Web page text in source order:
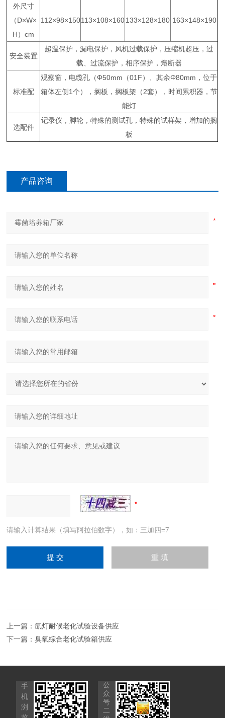
外尺寸
（D×W×
H）cm
112×98×150113×108×160133×128×180 163×148×190
安全装置
超温保护，漏电保护，风机过载保护，压缩机超压，过
载、过流保护，相序保护，熔断器
标准配
观察窗，电缆孔（Φ50mm（01F）、其余Φ80mm，位于
箱体左侧1个），搁板，搁板架（2套），时间累积器，节
能灯
选配件
记录仪，脚轮，特殊的测试孔，特殊的试样架，增加的搁
板
产品咨询
请输入计算结果（填写阿拉伯数字），如：三加四=7
上一篇：氙灯耐候老化试验设备供应
下一篇：臭氧综合老化试验箱供应
手
机
浏
公
众
号
二